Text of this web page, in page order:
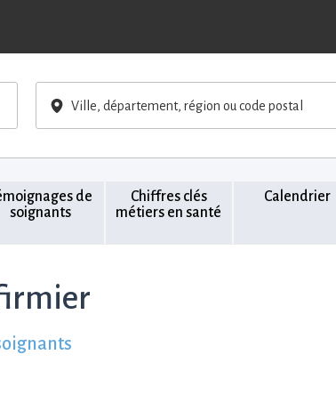
Ville, département, région ou code postal
de
soignants
Chiffres clés
métiers en santé
Calendrier